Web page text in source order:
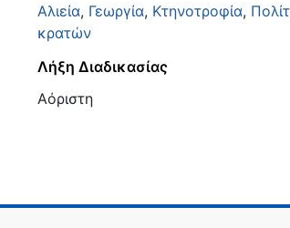
Αλιεία, Γεωργία, Κτηνοτροφία,
κρατών
Λήξη Διαδικασίας
Αόριστη